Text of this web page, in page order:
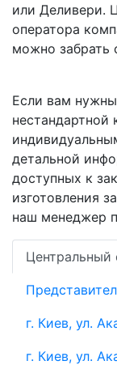
или Деливери.
оператора
можно забрать
Если вам
детальной
доступных к
изготовления
наш менеджер
Центральный
г. Киев, ул.
г. Киев, ул.